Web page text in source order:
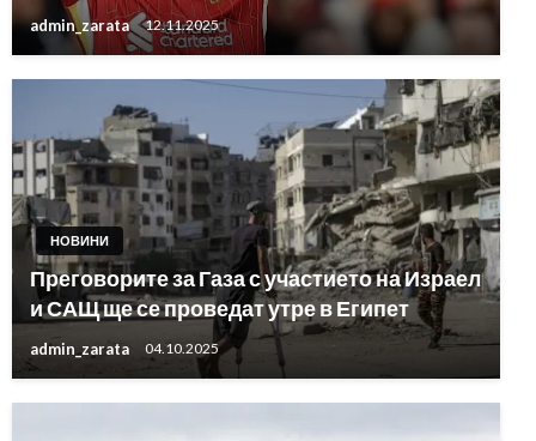
admin_zarata 12.11.2025
НОВИНИ
Преговорите за Газа с участието на Израел
и САЩ ще се проведат утре в Египет
admin_zarata 04.10.2025